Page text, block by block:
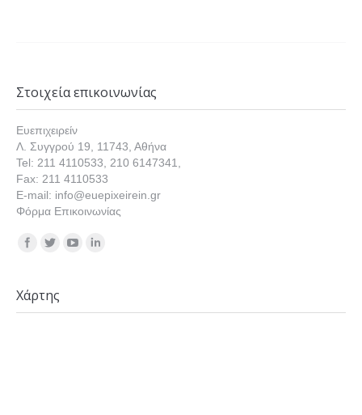
Στοιχεία επικοινωνίας
Ευεπιχειρείν
Λ. Συγγρού 19, 11743, Αθήνα
Tel: 211 4110533, 210 6147341,
Fax: 211 4110533
E-mail: info@euepixeirein.gr
Φόρμα Επικοινωνίας
Find us on:
Χάρτης